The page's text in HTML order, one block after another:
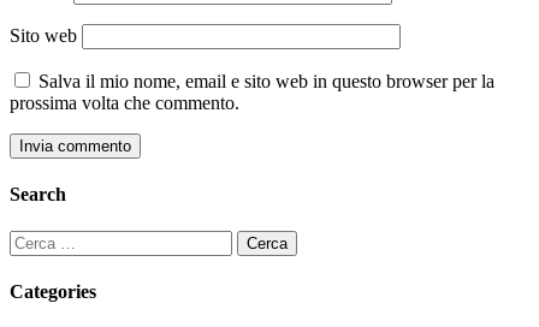
Sito web
Salva il mio nome, email e sito web in questo browser per la
prossima volta che commento.
Search
Categories